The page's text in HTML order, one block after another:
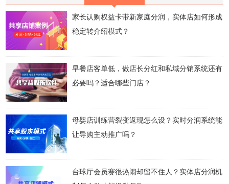
家长认购权益卡带新家庭分润，实体店如何形成
稳定转介绍模式？
早餐店客单低，做店长分红和私域分销系统还有
必要吗？适合哪些门店？
母婴店训练营裂变返现怎么设？实时分润系统能
让导购主动推广吗？
台球厅会员赛很热闹却留不住人？实体店分润机